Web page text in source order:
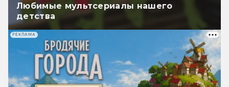
Любимые мультсериалы нашего
детства
РЕКЛАМА